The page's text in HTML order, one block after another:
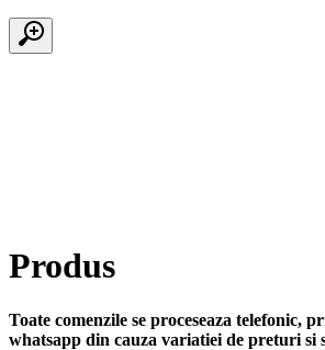
Produs
Toate comenzile se proceseaza telefonic,
whatsapp din cauza variatiei de preturi si